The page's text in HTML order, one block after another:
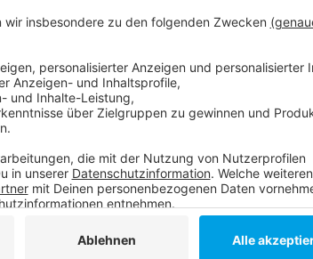
Eine Idee, die Fans in der Politik hat,
Teil des Sees zu bewirtschaften und das
könnte aber Vögel vertreiben, die dann zum
Infos und Links zum Thema:
Wahlkampf hatte GRÜNEN-Kandidat
Wanderungen rund um den
zum Stadtteil Angermund!